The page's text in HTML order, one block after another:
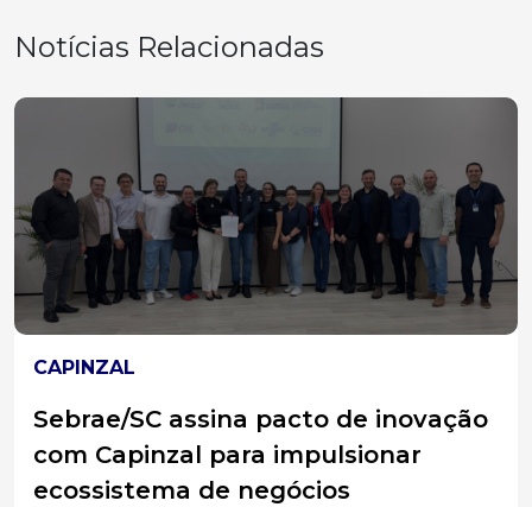
Notícias Relacionadas
CAPINZAL
Noite após noite, a fé se renova:
novena prepara a 27ª Romaria de
Frei Crispim